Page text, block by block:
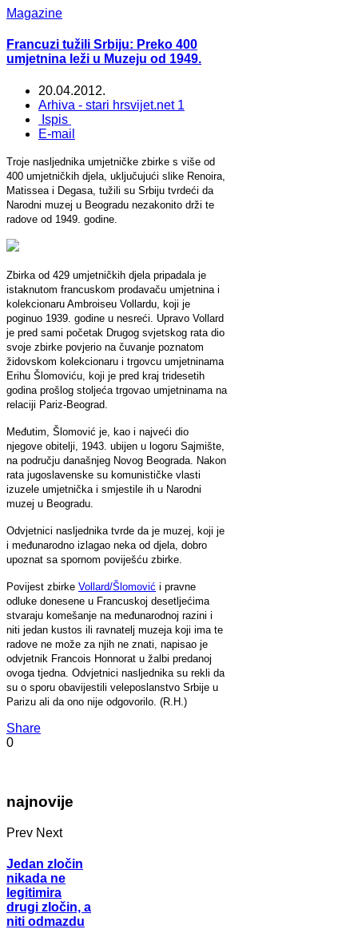
Magazine
Francuzi tužili Srbiju: Preko 400
umjetnina leži u Muzeju od 1949.
20.04.2012.
Arhiva - stari hrsvijet.net 1
Ispis
E-mail
Troje nasljednika umjetničke zbirke s više od
400 umjetničkih djela, uključujući slike Renoira,
Matissea i Degasa, tužili su Srbiju tvrdeći da
Narodni muzej u Beogradu nezakonito drži te
radove od 1949. godine.
Zbirka od 429 umjetničkih djela pripadala je
istaknutom francuskom prodavaču umjetnina i
kolekcionaru Ambroiseu Vollardu, koji je
poginuo 1939. godine u nesreći. Upravo Vollard
je pred sami početak Drugog svjetskog rata dio
svoje zbirke povjerio na čuvanje poznatom
židovskom kolekcionaru i trgovcu umjetninama
Erihu Šlomoviću, koji je pred kraj tridesetih
godina prošlog stoljeća trgovao umjetninama na
relaciji Pariz-Beograd.
Međutim, Šlomović je, kao i najveći dio
njegove obitelji, 1943. ubijen u logoru Sajmište,
na području današnjeg Novog Beograda. Nakon
rata jugoslavenske su komunističke vlasti
izuzele umjetnička i smjestile ih u Narodni
muzej u Beogradu.
Odvjetnici nasljednika tvrde da je muzej, koji je
i međunarodno izlagao neka od djela, dobro
upoznat sa spornom poviješću zbirke.
Povijest zbirke Vollard/Šlomović i pravne
odluke donesene u Francuskoj desetljećima
stvaraju komešanje na međunarodnoj razini i
niti jedan kustos ili ravnatelj muzeja koji ima te
radove ne može za njih ne znati, napisao je
odvjetnik Francois Honnorat u žalbi predanoj
ovoga tjedna. Odvjetnici nasljednika su rekli da
su o sporu obavijestili veleposlanstvo Srbije u
Parizu ali da ono nije odgovorilo. (R.H.)
Share
0
najnovije
Prev Next
Jedan zločin
nikada ne
legitimira
drugi zločin, a
niti odmazdu